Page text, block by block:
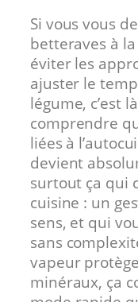
Si vous vous
betteraves à
éviter les
ajuster le
légume, c’est
comprendre
liées à
devient
surtout ça qui
cuisine : un
sens, et qui
sans
vapeur
minéraux, ça